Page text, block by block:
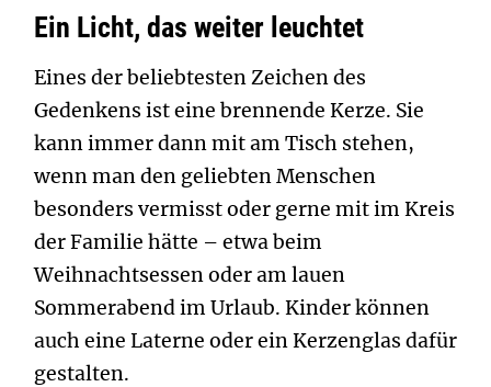
Ein Licht, das weiter leuchtet
Eines der beliebtesten Zeichen des
Gedenkens ist eine brennende Kerze. Sie
kann immer dann mit am Tisch stehen,
wenn man den geliebten Menschen
besonders vermisst oder gerne mit im Kreis
der Familie hätte – etwa beim
Weihnachtsessen oder am lauen
Sommerabend im Urlaub. Kinder können
auch eine Laterne oder ein Kerzenglas dafür
gestalten.